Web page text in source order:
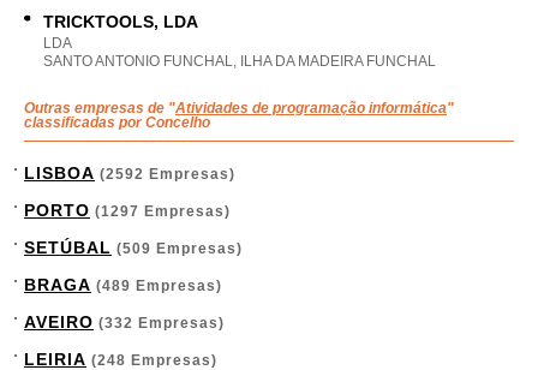
TRICKTOOLS, LDA
LDA
SANTO ANTONIO FUNCHAL, ILHA DA MADEIRA FUNCHAL
Outras empresas de "Atividades de programação informática"
classificadas por Concelho
LISBOA (2592 Empresas)
PORTO (1297 Empresas)
SETÚBAL (509 Empresas)
BRAGA (489 Empresas)
AVEIRO (332 Empresas)
LEIRIA (248 Empresas)